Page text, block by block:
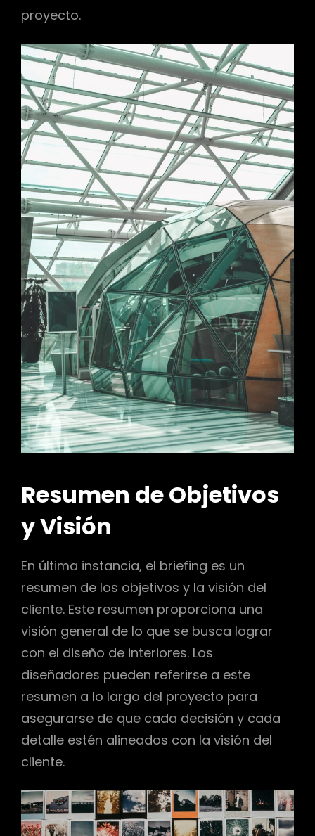
proyecto.
Resumen de Objetivos
y Visión
En última instancia, el briefing es un
resumen de los objetivos y la visión del
cliente. Este resumen proporciona una
visión general de lo que se busca lograr
con el diseño de interiores. Los
diseñadores pueden referirse a este
resumen a lo largo del proyecto para
asegurarse de que cada decisión y cada
detalle estén alineados con la visión del
cliente.